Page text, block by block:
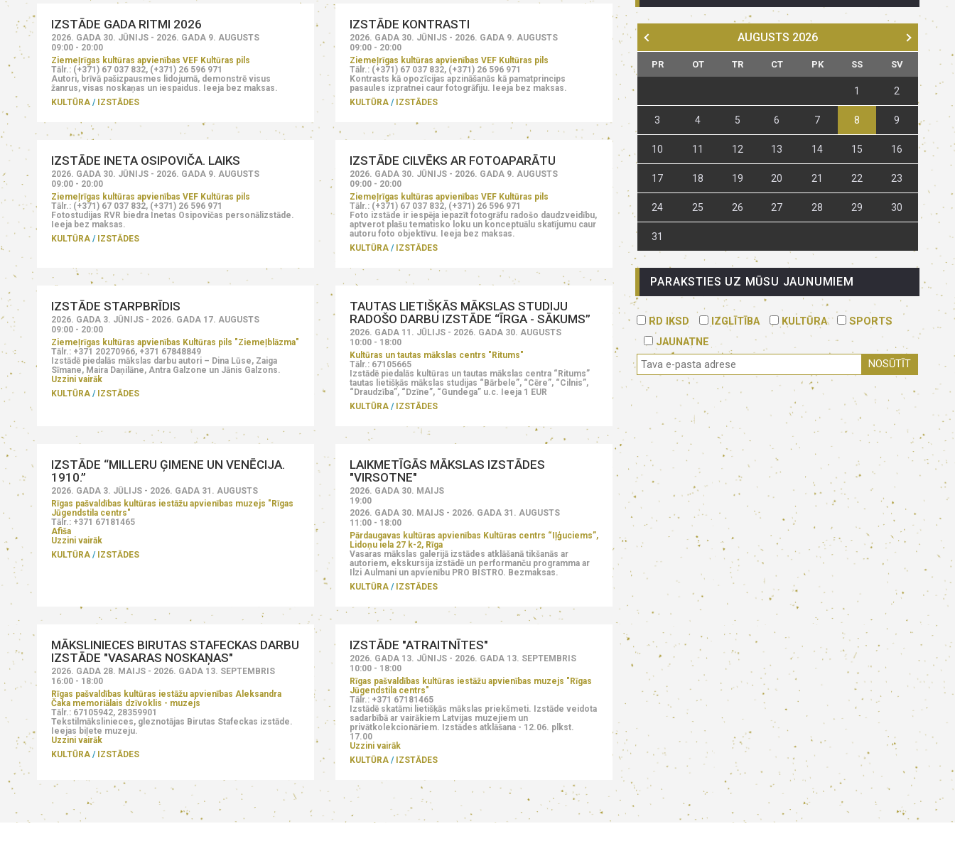
IZSTĀDE GADA RITMI 2026
2026. GADA 30. JŪNIJS - 2026. GADA 9. AUGUSTS
09:00 - 20:00
Ziemeļrīgas kultūras apvienības VEF Kultūras pils
Tālr.: (+371) 67 037 832, (+371) 26 596 971
Autori, brīvā pašizpausmes lidojumā, demonstrē visus
žanrus, visas noskaņas un iespaidus. Ieeja bez maksas.
KULTŪRA
IZSTĀDES
IZSTĀDE KONTRASTI
2026. GADA 30. JŪNIJS - 2026. GADA 9. AUGUSTS
09:00 - 20:00
Ziemeļrīgas kultūras apvienības VEF Kultūras pils
Tālr.: (+371) 67 037 832, (+371) 26 596 971
Kontrasts kā opozīcijas apzināšanās kā pamatprincips
pasaules izpratnei caur fotogrāfiju. Ieeja bez maksas.
KULTŪRA
IZSTĀDES
IZSTĀDE INETA OSIPOVIČA. LAIKS
2026. GADA 30. JŪNIJS - 2026. GADA 9. AUGUSTS
09:00 - 20:00
Ziemeļrīgas kultūras apvienības VEF Kultūras pils
Tālr.: (+371) 67 037 832, (+371) 26 596 971
Fotostudijas RVR biedra Inetas Osipovičas personālizstāde.
Ieeja bez maksas.
KULTŪRA
IZSTĀDES
IZSTĀDE CILVĒKS AR FOTOAPARĀTU
2026. GADA 30. JŪNIJS - 2026. GADA 9. AUGUSTS
09:00 - 20:00
Ziemeļrīgas kultūras apvienības VEF Kultūras pils
Tālr.: (+371) 67 037 832, (+371) 26 596 971
Foto izstāde ir iespēja iepazīt fotogrāfu radošo daudzveidību,
aptverot plašu tematisko loku un konceptuālu skatījumu caur
autoru foto objektīvu. Ieeja bez maksas.
KULTŪRA
IZSTĀDES
IZSTĀDE STARPBRĪDIS
2026. GADA 3. JŪNIJS - 2026. GADA 17. AUGUSTS
09:00 - 20:00
Ziemeļrīgas kultūras apvienības Kultūras pils "Ziemeļblāzma"
Tālr.: +371 20270966, +371 67848849
Izstādē piedalās mākslas darbu autori – Dina Lūse, Zaiga
Sīmane, Maira Daņilāne, Antra Galzone un Jānis Galzons.
Uzzini vairāk
KULTŪRA
IZSTĀDES
TAUTAS LIETIŠĶĀS MĀKSLAS STUDIJU
RADOŠO DARBU IZSTĀDE “ĪRGA - SĀKUMS”
2026. GADA 11. JŪLIJS - 2026. GADA 30. AUGUSTS
10:00 - 18:00
Kultūras un tautas mākslas centrs "Ritums"
Tālr.: 67105665
Izstādē piedalās kultūras un tautas mākslas centra “Ritums”
tautas lietišķās mākslas studijas “Bārbele”, “Cēre”, “Cilnis”,
“Draudzība”, “Dzīne”, “Gundega” u.c. Ieeja 1 EUR
KULTŪRA
IZSTĀDES
IZSTĀDE “MILLERU ĢIMENE UN VENĒCIJA.
1910.”
2026. GADA 3. JŪLIJS - 2026. GADA 31. AUGUSTS
Rīgas pašvaldības kultūras iestāžu apvienības muzejs "Rīgas
Jūgendstila centrs"
Tālr.: +371 67181465
Afiša
Uzzini vairāk
KULTŪRA
IZSTĀDES
LAIKMETĪGĀS MĀKSLAS IZSTĀDES
"VIRSOTNE"
2026. GADA 30. MAIJS
19:00
2026. GADA 30. MAIJS - 2026. GADA 31. AUGUSTS
11:00 - 18:00
Pārdaugavas kultūras apvienības Kultūras centrs “Iļģuciems”,
Lidoņu iela 27 k-2, Rīga
Vasaras mākslas galerijā izstādes atklāšanā tikšanās ar
autoriem, ekskursija izstādē un performanču programma ar
Ilzi Aulmani un apvienību PRO BISTRO. Bezmaksas.
KULTŪRA
IZSTĀDES
MĀKSLINIECES BIRUTAS STAFECKAS DARBU
IZSTĀDE "VASARAS NOSKAŅAS"
2026. GADA 28. MAIJS - 2026. GADA 13. SEPTEMBRIS
16:00 - 18:00
Rīgas pašvaldības kultūras iestāžu apvienības Aleksandra
Čaka memoriālais dzīvoklis - muzejs
Tālr.: 67105942, 28359901
Tekstilmākslinieces, gleznotājas Birutas Stafeckas izstāde.
Ieejas biļete muzeju.
Uzzini vairāk
KULTŪRA
IZSTĀDES
IZSTĀDE "ATRAITNĪTES"
2026. GADA 13. JŪNIJS - 2026. GADA 13. SEPTEMBRIS
10:00 - 18:00
Rīgas pašvaldības kultūras iestāžu apvienības muzejs "Rīgas
Jūgendstila centrs"
Tālr.: +371 67181465
Izstādē skatāmi lietišķās mākslas priekšmeti. Izstāde veidota
sadarbībā ar vairākiem Latvijas muzejiem un
privātkolekcionāriem. Izstādes atklāšana - 12.06. plkst.
17.00
Uzzini vairāk
KULTŪRA
IZSTĀDES
AUGUSTS 2026
PR OT TR CT PK SS SV
1 2
3 4 5 6 7 8 9
10 11 12 13 14 15 16
17 18 19 20 21 22 23
24 25 26 27 28 29 30
31
PARAKSTIES UZ MŪSU JAUNUMIEM
RD IKSD IZGLĪTĪBA KULTŪRA
SPORTS
JAUNATNE
NOSŪTĪT